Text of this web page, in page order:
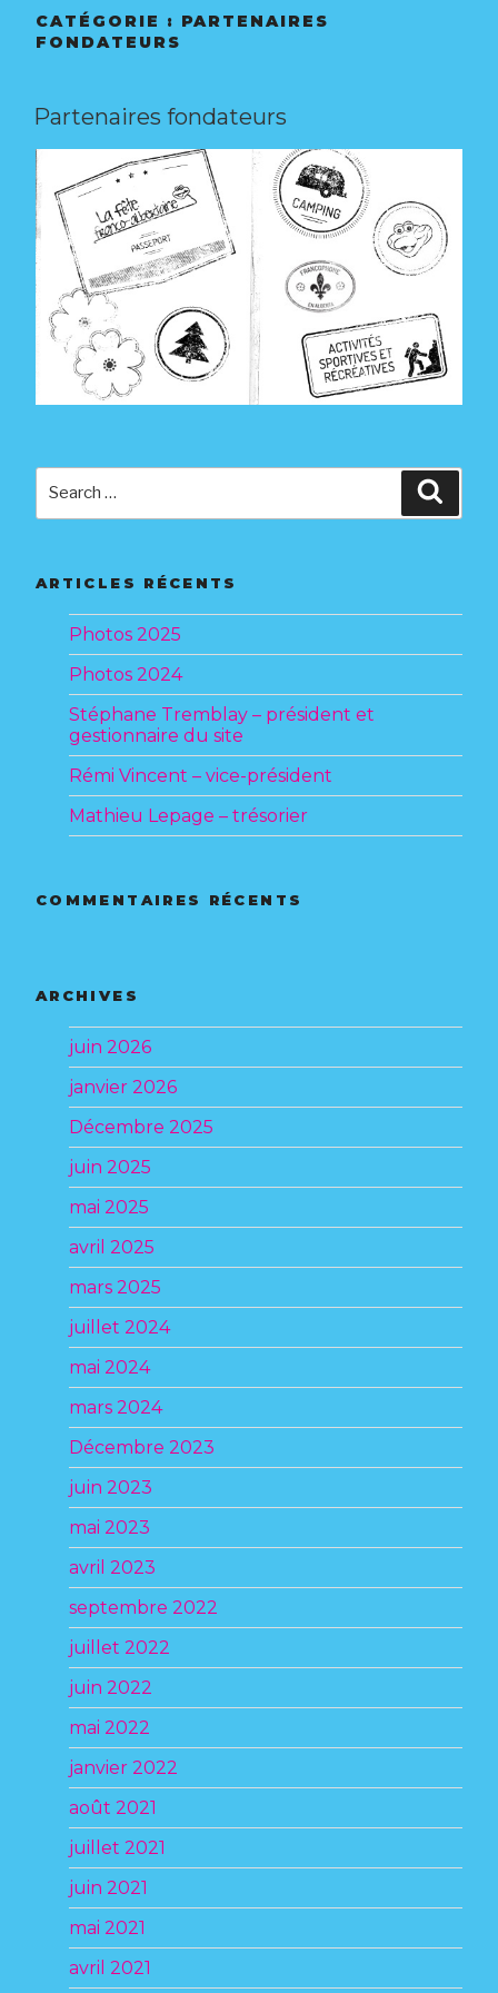
CATÉGORIE : PARTENAIRES
FONDATEURS
Partenaires fondateurs
Search
for:
ARTICLES RÉCENTS
Photos 2025
Photos 2024
Stéphane Tremblay – président et
gestionnaire du site
Rémi Vincent – vice-président
Mathieu Lepage – trésorier
COMMENTAIRES RÉCENTS
ARCHIVES
juin 2026
janvier 2026
Décembre 2025
juin 2025
mai 2025
avril 2025
mars 2025
juillet 2024
mai 2024
mars 2024
Décembre 2023
juin 2023
mai 2023
avril 2023
septembre 2022
juillet 2022
juin 2022
mai 2022
janvier 2022
août 2021
juillet 2021
juin 2021
mai 2021
avril 2021
CONTACT